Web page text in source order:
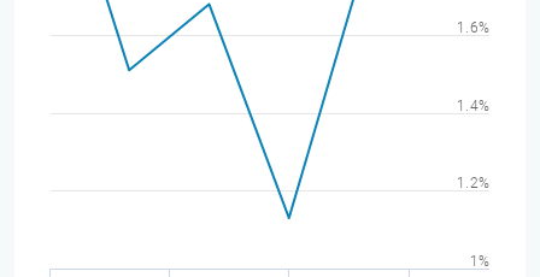
1%
1.2%
1.4%
1.6%